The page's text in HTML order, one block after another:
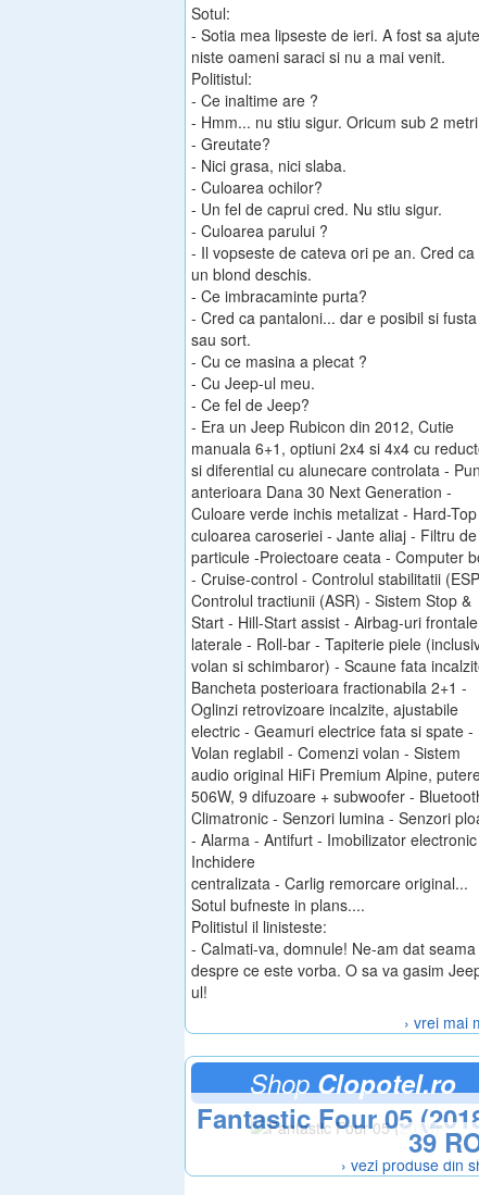
Sotul:
- Sotia mea lipseste de ieri. A fost sa ajute
niste oameni saraci si nu a mai venit.
Politistul:
- Ce inaltime are ?
- Hmm... nu stiu sigur. Oricum sub 2
- Greutate?
- Nici grasa, nici slaba.
- Culoarea ochilor?
- Un fel de caprui cred. Nu stiu sigur.
- Culoarea parului ?
- Il vopseste de cateva ori pe an. Cred ca
un blond deschis.
- Ce imbracaminte purta?
- Cred ca pantaloni... dar e posibil si fusta
sau sort.
- Cu ce masina a plecat ?
- Cu Jeep-ul meu.
- Ce fel de Jeep?
- Era un Jeep Rubicon din 2012, Cutie
manuala 6+1, optiuni 2x4 si 4x4 cu
si diferential cu alunecare controlata -
anterioara Dana 30 Next Generation -
Culoare verde inchis metalizat - Hard-
culoarea caroseriei - Jante aliaj - Filtru de
particule -Proiectoare ceata - Computer
- Cruise-control - Controlul stabilitatii
Controlul tractiunii (ASR) - Sistem Stop &
Start - Hill-Start assist - Airbag-uri
laterale - Roll-bar - Tapiterie piele
volan si schimbaror) - Scaune fata
Bancheta posterioara fractionabila 2+1 -
Oglinzi retrovizoare incalzite, ajustabile
electric - Geamuri electrice fata si spate -
Volan reglabil - Comenzi volan - Sistem
audio original HiFi Premium Alpine,
506W, 9 difuzoare + subwoofer -
Climatronic - Senzori lumina - Senzori
- Alarma - Antifurt - Imobilizator
Inchidere
centralizata - Carlig remorcare original...
Sotul bufneste in plans....
Politistul il linisteste:
- Calmati-va, domnule! Ne-am dat seama
despre ce este vorba. O sa va gasim
ul!
› vrei mai
ShopClopotel.ro
Fantastic Four 05
39
› vezi produse din